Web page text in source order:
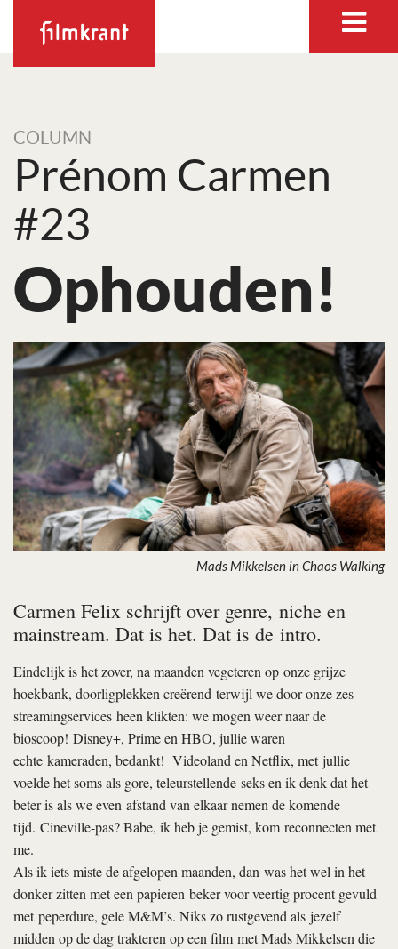
COLUMN
Prénom Carmen
#23
Ophouden!
Mads Mikkelsen in Chaos Walking
Carmen Felix schrijft over genre, niche en
mainstream. Dat is het. Dat is de intro.
Eindelijk is het zover, na maanden vegeteren op onze grijze
hoekbank, doorligplekken creërend terwijl we door onze zes
streamingservices heen klikten: we mogen weer naar de
bioscoop! Disney+, Prime en HBO, jullie waren
echte kameraden, bedankt! Videoland en Netflix, met jullie
voelde het soms als gore, teleurstellende seks en ik denk dat het
beter is als we even afstand van elkaar nemen de komende
tijd. Cineville-pas? Babe, ik heb je gemist, kom reconnecten met
me.
Als ik iets miste de afgelopen maanden, dan was het wel in het
donker zitten met een papieren beker voor veertig procent gevuld
met peperdure, gele M&M’s. Niks zo rustgevend als jezelf
midden op de dag trakteren op een film met Mads Mikkelsen die